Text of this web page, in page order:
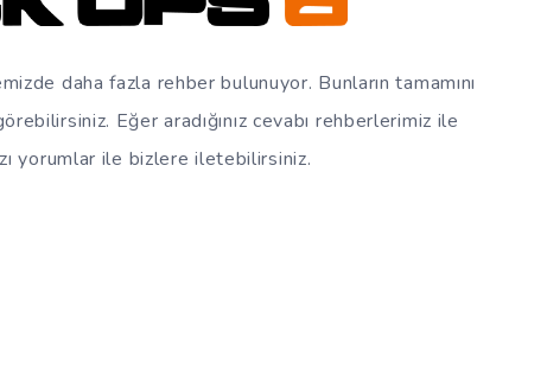
daha fazla rehber bulunuyor. Bunların tamamını
Eğer aradığınız cevabı rehberlerimiz ile
yorumlar ile bizlere iletebilirsiniz.